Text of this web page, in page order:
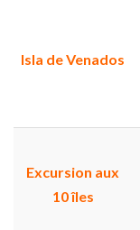
Isla de Venados
Excursion aux
10 îles